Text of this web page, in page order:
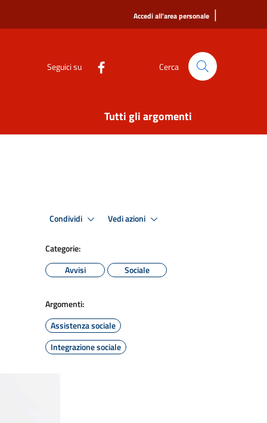
Accedi all'area personale |
Seguici su Cerca
Tutti gli argomenti
Condividi Vedi azioni
Categorie:
Avvisi
Sociale
Argomenti:
Assistenza sociale
Integrazione sociale